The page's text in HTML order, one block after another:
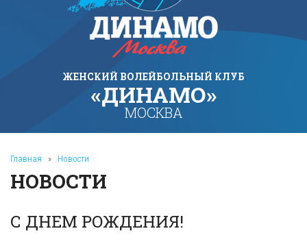
ЖЕНСКИЙ ВОЛЕЙБОЛЬНЫЙ КЛУБ
«ДИНАМО»
МОСКВА
Главная » Новости
НОВОСТИ
С ДНЕМ РОЖДЕНИЯ!